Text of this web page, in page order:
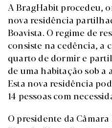
A BragHabit procedeu,
nova residência
Boavista. O regime de
consiste na cedência, a
quarto de dormir e
de uma habitação sob a
Esta nova residência
14 pessoas com
O presidente da